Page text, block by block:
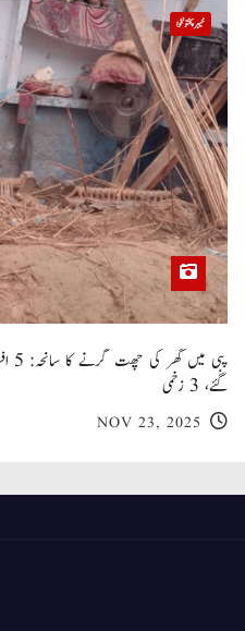
خیبر پختونخوا
گئے، 3 زخمی
NOV 23, 2025